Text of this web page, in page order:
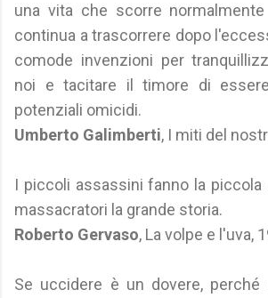
una vita che scorre
continua a trascorrere dopo
comode invenzioni per
noi e tacitare il timore di
potenziali omicidi.
Umberto Galimberti, I miti del
I piccoli assassini fanno la piccola
massacratori la grande storia.
Roberto Gervaso, La volpe e l'uva,
Se uccidere è un dovere,